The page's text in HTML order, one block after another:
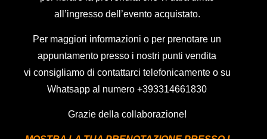
all’ingresso dell’evento acquistato.
Per maggiori informazioni o per prenotare un
appuntamento presso i nostri punti vendita
vi consigliamo di contattarci telefonicamente o su
Whatsapp al numero+393314661830
Grazie della collaborazione!